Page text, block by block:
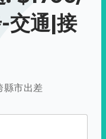
通|接
縣市出差